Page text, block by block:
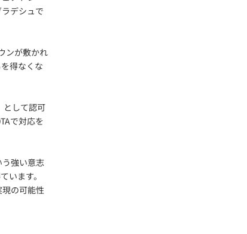
デシュで
ンが敷かれ
得なくな
として認可
で対応を
強い意志
います。
の可能性